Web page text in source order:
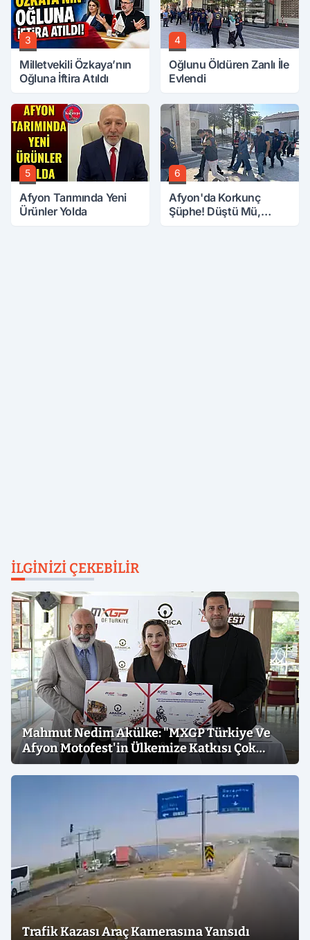
3
Milletvekili Özkaya’nın
Oğluna İftira Atıldı
4
Oğlunu Öldüren Zanlı İle
Evlendi
5
Afyon Tarımında Yeni
Ürünler Yolda
6
Afyon'da Korkunç
Şüphe! Düştü Mü,
İLGINIZI ÇEKEBILIR
Mahmut Nedim Akülke: "MXGP Türkiye Ve
Afyon Motofest'in Ülkemize Katkısı Çok
Büyük"
Trafik Kazası Araç Kamerasına Yansıdı